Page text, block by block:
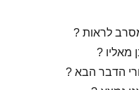
לראות ?
מאליו ?
הדבר הבא ?